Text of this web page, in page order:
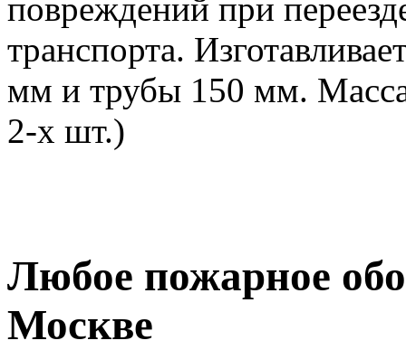
повреждений при
транспорта.
мм и трубы 150 мм. Масса
2-х шт.)
Любое пожарное
Москве